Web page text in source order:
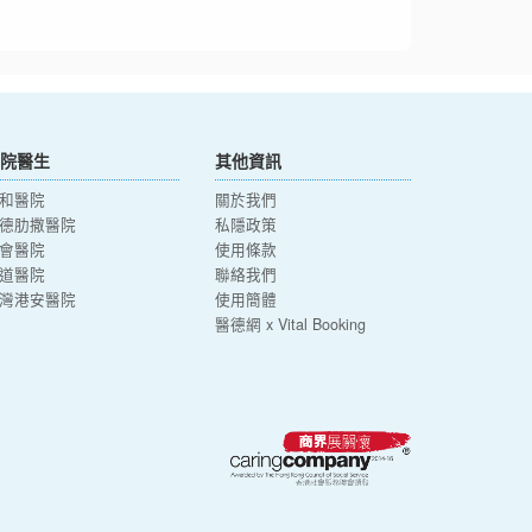
醫生
醫院
肋撒醫院
醫院
醫院
港安醫院
其他資訊
關於我們
私隱政策
使用條款
聯絡我們
使用簡體
醫德網 x Vital Booking